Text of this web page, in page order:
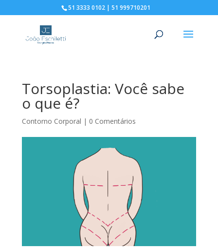
51 3333 0102 | 51 999710201
Torsoplastia: Você sabe
o que é?
Contorno Corporal | 0 Comentários